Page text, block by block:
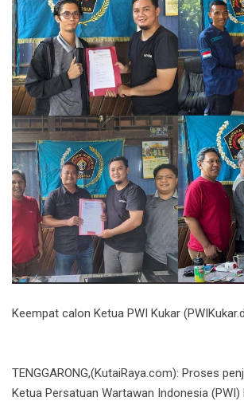
Keempat calon Ketua PWI Kukar
TENGGARONG,(KutaiRaya.com): Proses
Ketua Persatuan Wartawan Indonesia (PWI)